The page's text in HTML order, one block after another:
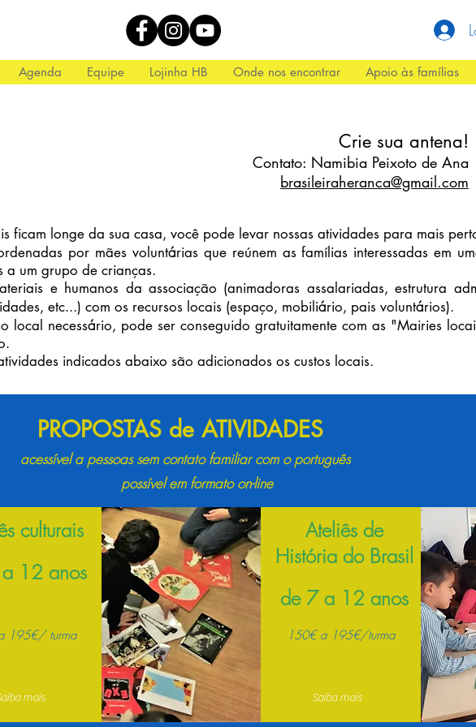
Agenda Equipe Lojinha HB Onde nos encontrar Apoio às famílias
Crie sua antena!
Contato: Namibia Peixoto de Ana
brasileiraheranca@gmail.com
longe da sua casa, você pode levar nossas atividades para mais
por mães voluntárias que reúnem as famílias interessadas em
um grupo de crianças.
e humanos da associação (animadoras assalariadas, estrutura
etc...) com os recursos locais (espaço, mobiliário, pais voluntários).
local necessário, pode ser conseguido gratuitamente com as "Mairies
indicados abaixo são adicionados os custos locais.
PROPOSTAS de ATIVIDADES
acessível a pessoas sem contato familiar com o português
possível em formato on-line
a 195€/ turma.
a 195€/ turma.
a 195€/ turma.
culturais
12 anos
195€/ turma
mais
Ateliês de
História do Brasil
de 7 a 12 anos
150€ a 195€/turma
Saiba mais